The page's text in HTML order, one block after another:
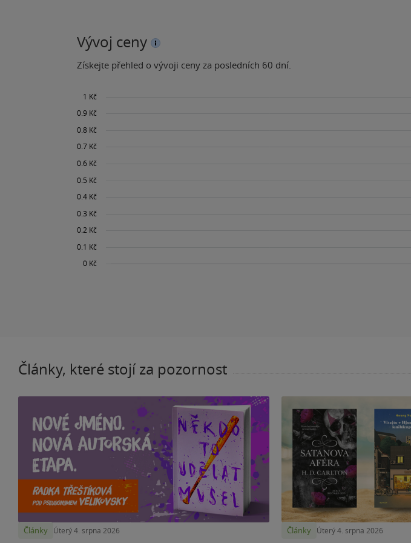
Vývoj ceny
Získejte přehled o vývoji ceny za posledních 60 dní.
Články, které stojí za pozornost
Články Úterý 4. srpna 2026 Články Úterý 4. srpna 2026